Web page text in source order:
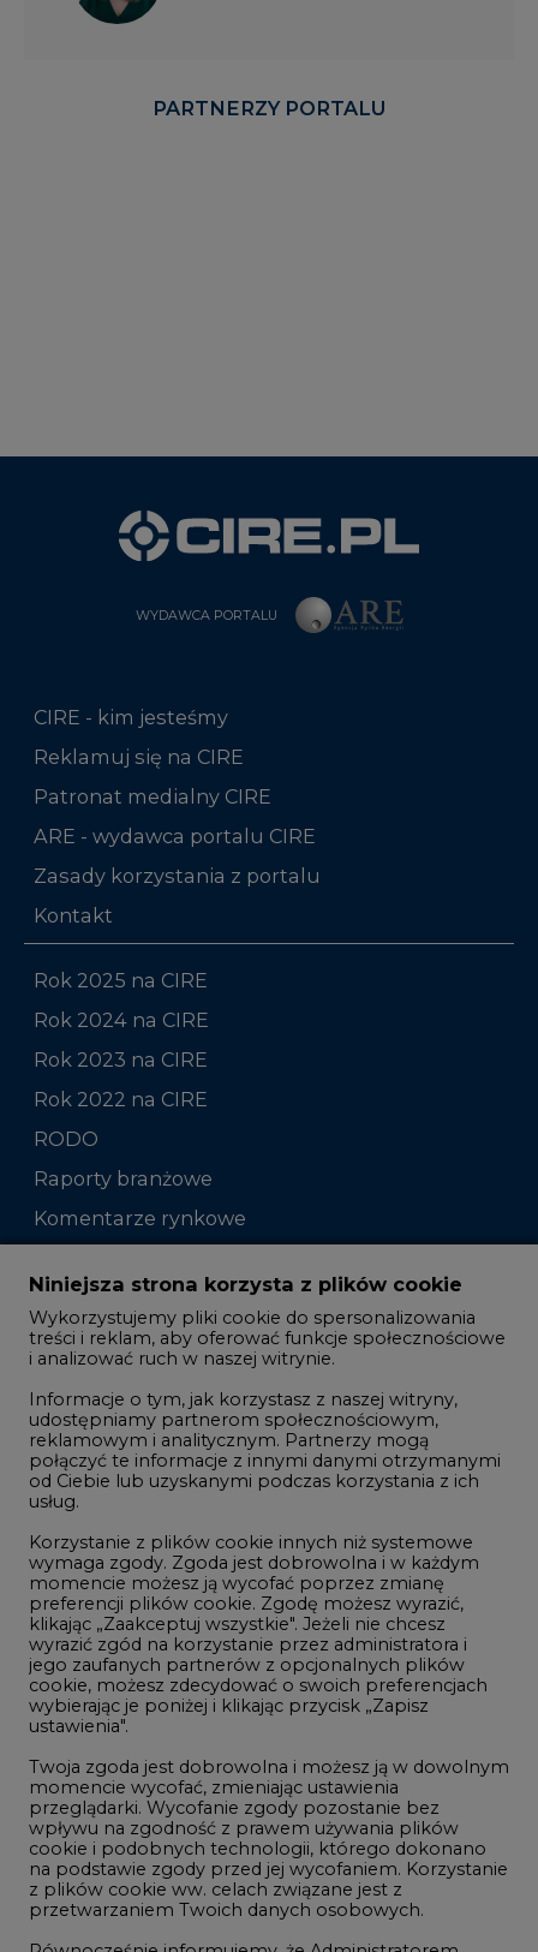
PARTNERZY PORTALU
WYDAWCA PORTALU
CIRE - kim jesteśmy
Reklamuj się na CIRE
Patronat medialny CIRE
ARE - wydawca portalu CIRE
Zasady korzystania z portalu
Kontakt
Rok 2025 na CIRE
Rok 2024 na CIRE
Rok 2023 na CIRE
Rok 2022 na CIRE
RODO
Raporty branżowe
Komentarze rynkowe
Zmiany kadrowe na rynku
Studio CIRE
Rozmowy o energetyce
Gospodarka
Geopolityka
LTE450
Innowacje i AI
Telekomunikacja i IT
Handel emisjami CO2
Wodór
Górnictwo
Atom
Fotowoltaika
Offshore wind
Niniejsza strona korzysta z plików cookie
Wykorzystujemy pliki cookie do spersonalizowania
treści i reklam, aby oferować funkcje społecznościowe
i analizować ruch w naszej witrynie.
Informacje o tym, jak korzystasz z naszej witryny,
udostępniamy partnerom społecznościowym,
reklamowym i analitycznym. Partnerzy mogą
połączyć te informacje z innymi danymi otrzymanymi
od Ciebie lub uzyskanymi podczas korzystania z ich
usług.
Korzystanie z plików cookie innych niż systemowe
wymaga zgody. Zgoda jest dobrowolna i w każdym
momencie możesz ją wycofać poprzez zmianę
preferencji plików cookie. Zgodę możesz wyrazić,
klikając „Zaakceptuj wszystkie". Jeżeli nie chcesz
wyrazić zgód na korzystanie przez administratora i
jego zaufanych partnerów z opcjonalnych plików
cookie, możesz zdecydować o swoich preferencjach
wybierając je poniżej i klikając przycisk „Zapisz
ustawienia".
Twoja zgoda jest dobrowolna i możesz ją w dowolnym
momencie wycofać, zmieniając ustawienia
przeglądarki. Wycofanie zgody pozostanie bez
wpływu na zgodność z prawem używania plików
cookie i podobnych technologii, którego dokonano
na podstawie zgody przed jej wycofaniem. Korzystanie
z plików cookie ww. celach związane jest z
przetwarzaniem Twoich danych osobowych.